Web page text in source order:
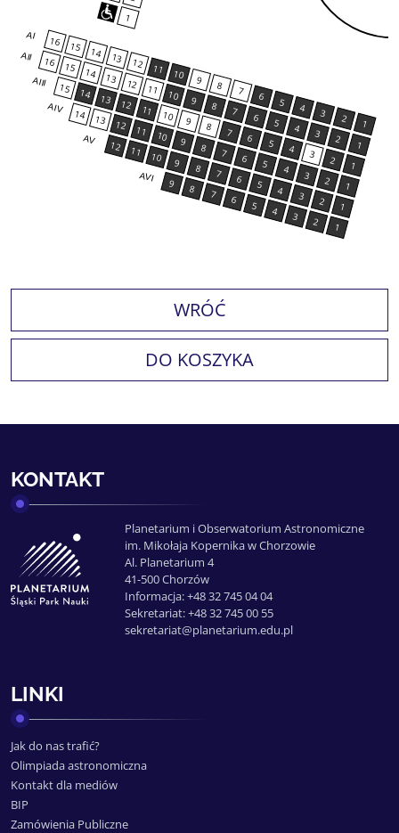
AI
AII
AIII
AIV
AV
AVI
16 15 14 13 12 11 10 9 8 7 6 5 4 3 2 1
16 15 14 13 12 11 10 9 8 7 6 5 4 3 2 1
15 14 13 12 11 10 9 8 7 6 5 4 3 2 1
14 13 12 11 10 9 8 7 6 5 4 3 2 1
12 11 10 9 8 7 6 5 4 3 2 1
9 8 7 6 5 4 3 2 1
1
WRÓĆ
DO KOSZYKA
KONTAKT
Planetarium i Obserwatorium Astronomiczne
im. Mikołaja Kopernika w Chorzowie
Al. Planetarium 4
41-500 Chorzów
Informacja: +48 32 745 04 04
Sekretariat: +48 32 745 00 55
sekretariat@planetarium.edu.pl
LINKI
Jak do nas trafić?
Olimpiada astronomiczna
Kontakt dla mediów
BIP
Zamówienia Publiczne